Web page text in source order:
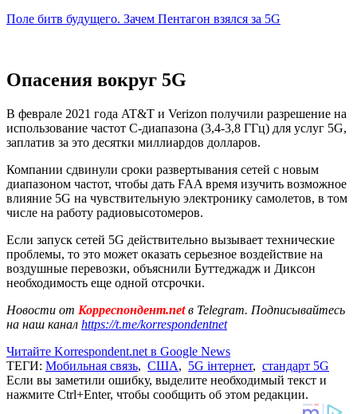
Поле битв будущего. Зачем Пентагон взялся за 5G
Опасения вокруг 5G
В феврале 2021 года AT&T и Verizon получили разрешение на
использование частот C-диапазона (3,4-3,8 ГГц) для услуг 5G,
заплатив за это десятки миллиардов долларов.
Компании сдвинули сроки развертывания сетей с новым
диапазоном частот, чтобы дать FAA время изучить возможное
влияние 5G на чувствительную электронику самолетов, в том
числе на работу радиовысотомеров.
Если запуск сетей 5G действительно вызывает технические
проблемы, то это может оказать серьезное воздействие на
воздушные перевозки, объяснили Буттеджадж и Диксон
необходимость еще одной отсрочки.
Новости от Корреспондент.netв Telegram. Подписывайтесь
на наш канал https://t.me/korrespondentnet
Читайте Korrespondent.net в Google News
ТЕГИ: Мобильная связь, США, 5G інтернет, стандарт 5G
Если вы заметили ошибку, выделите необходимый текст и
нажмите Ctrl+Enter, чтобы сообщить об этом редакции.